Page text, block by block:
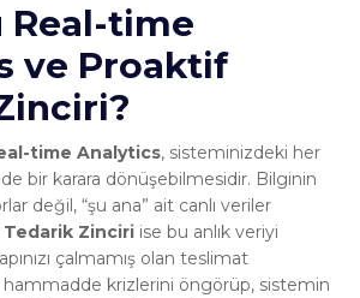
Real-time
ve Proaktif
time Analytics, sisteminizdeki her
bir karara dönüşebilmesidir. Bilginin
değil, “şu ana” ait canlı veriler
Zinciri ise bu anlık veriyi
çalmamış olan teslimat
krizlerini öngörüp, sistemin